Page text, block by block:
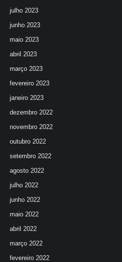
julho 2023
junho 2023
maio 2023
abril 2023
março 2023
fevereiro 2023
janeiro 2023
dezembro 2022
novembro 2022
outubro 2022
setembro 2022
agosto 2022
julho 2022
junho 2022
maio 2022
abril 2022
março 2022
fevereiro 2022